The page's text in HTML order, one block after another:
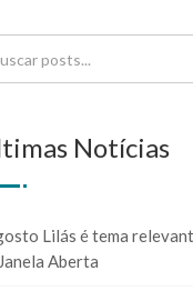
Notícias
Lilás é tema
Aberta